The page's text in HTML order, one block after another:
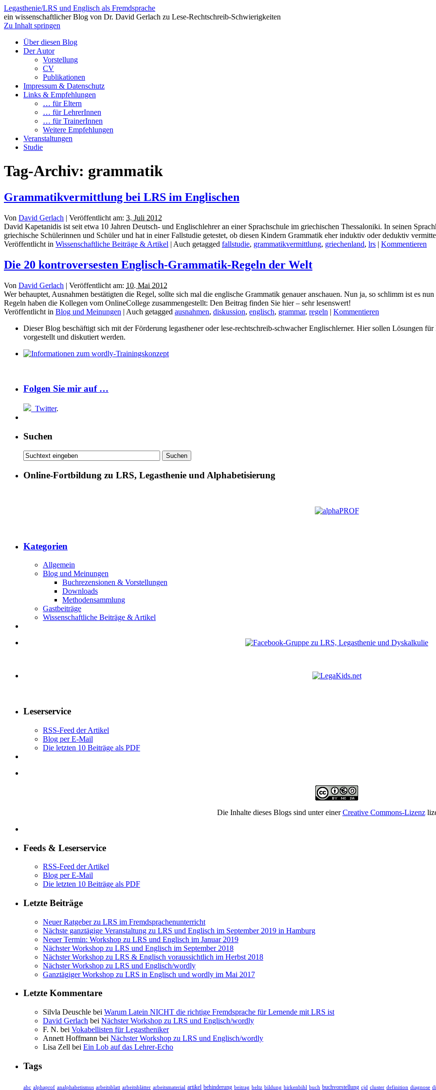
Legasthenie/LRS und Englisch als Fremdsprache
ein wissenschaftlicher Blog von Dr. David Gerlach zu Lese-Rechtschreib-Schwierigkeiten
Zu Inhalt springen
Über diesen Blog
Der Autor
Vorstellung
CV
Publikationen
Impressum & Datenschutz
Links & Empfehlungen
… für Eltern
… für LehrerInnen
… für TrainerInnen
Weitere Empfehlungen
Veranstaltungen
Studie
Tag-Archiv: grammatik
Grammatikvermittlung bei LRS im Englischen
Von David Gerlach | Veröffentlicht am: 3. Juli 2012
David Kapetanidis ist seit etwa 10 Jahren Deutsch- und Englischlehrer an einer Sprachschule im griechischen Thessaloniki. In seinen
griechische Schülerinnen und Schüler und hat in einer Fallstudie getestet, ob diesen Kindern Grammatik eher induktiv oder deduktiv
Veröffentlicht in Wissenschaftliche Beiträge & Artikel | Auch getagged fallstudie, grammatikvermittlung, griechenland, lrs | Kommentieren
Die 20 kontroversesten Englisch-Grammatik-Regeln der Welt
Von David Gerlach | Veröffentlicht am: 10. Mai 2012
Wer behauptet, Ausnahmen bestätigten die Regel, sollte sich mal die englische Grammatik genauer anschauen. Nun ja, so schlimm ist es
Regeln haben die Kollegen vom OnlineCollege zusammengestellt: Den Beitrag finden Sie hier – sehr lesenswert!
Veröffentlicht in Blog und Meinungen | Auch getagged ausnahmen, diskussion, englisch, grammar, regeln | Kommentieren
Dieser Blog beschäftigt sich mit der Förderung legasthener oder lese-rechtschreib-schwacher Englischlerner. Hier sollen Lösungen
vorgestellt und diskutiert werden.
Folgen Sie mir auf …
Twitter.
Suchen
Online-Fortbildung zu LRS, Legasthenie und Alphabetisierung
Kategorien
Allgemein
Blog und Meinungen
Buchrezensionen & Vorstellungen
Downloads
Methodensammlung
Gastbeiträge
Wissenschaftliche Beiträge & Artikel
Leserservice
RSS-Feed der Artikel
Blog per E-Mail
Die letzten 10 Beiträge als PDF
Die Inhalte dieses Blogs sind unter einerCreative Commons-Lizenz
Feeds & Leserservice
RSS-Feed der Artikel
Blog per E-Mail
Die letzten 10 Beiträge als PDF
Letzte Beiträge
Neuer Ratgeber zu LRS im Fremdsprachenunterricht
Nächste ganztägige Veranstaltung zu LRS und Englisch im September 2019 in Hamburg
Neuer Termin: Workshop zu LRS und Englisch im Januar 2019
Nächster Workshop zu LRS und Englisch im September 2018
Nächster Workshop zu LRS & Englisch voraussichtlich im Herbst 2018
Nächster Workshop zu LRS und Englisch/wordly
Ganztägiger Workshop zu LRS in Englisch und wordly im Mai 2017
Letzte Kommentare
Silvla Deuschle bei Warum Latein NICHT die richtige Fremdsprache für Lernende mit LRS ist
David Gerlach bei Nächster Workshop zu LRS und Englisch/wordly
F. N. bei Vokabellisten für Legastheniker
Annett Hoffmann bei Nächster Workshop zu LRS und Englisch/wordly
Lisa Zell bei Ein Lob auf das Lehrer-Echo
Tags
abc alphaprof analphabetismus arbeitsblatt arbeitsblätter arbeitsmaterial artikel behinderung beitrag beltz bildung birkenbihl buch buchvorstellung cjd cluster definition diagnose